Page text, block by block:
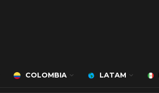
COLOMBIA LATAM